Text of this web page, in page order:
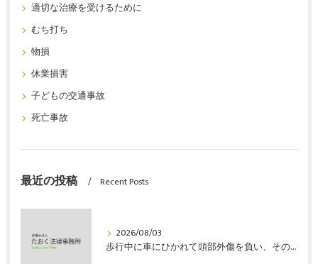
適切な治療を受けるために
むち打ち
物損
休業損害
子どもの交通事故
死亡事故
最近の投稿 Recent Posts
2026/08/03
歩行中に車にひかれて頭部外傷を負い、その４か月後に亡くなり、死亡部分も含めて裁判所の基準で損害賠償金を獲得した事案｜たおく法律事務所